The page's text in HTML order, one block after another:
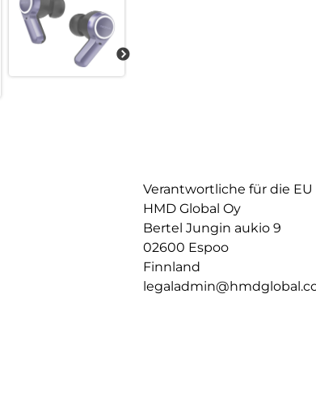
Mit der Google
Android-Geräten herstellen.
Verbindung zu mehreren
einem Gerät ansehen und auf
Verantwortliche für die EU
HMD Global Oy
Bertel Jungin aukio 9
02600 Espoo
Finnland